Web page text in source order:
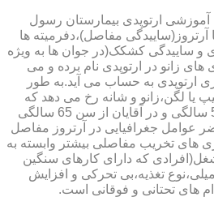
ارتوپدی بیمارستان رسول
آرتروز(ساییدگی مفاصل)،دفرمیته ها
و ساییدگی کشکک(در جوان ها به ویژه
های زانو در ارتوپدی نام برده و می
ارتوپدی به حساب می آید.به طور
یا لگن،زانو و شانه رخ می دهد که
معمولا در خانم ها از سن 55 سالگی و در آقایان از سن 65 سالگی
عوامل جغرافیایی در آرتروز مفاصل
های تخریب مفاصلی بیشتر وابسته به
که دارای کارهای سنگین
تغذیه،بی تحرکی و افزایش
های تحتانی و فوقانی است.